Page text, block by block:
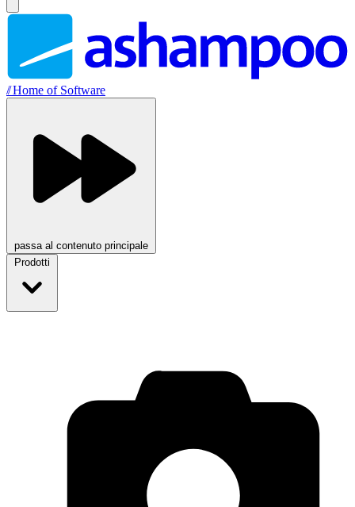
//Home of Software
passa al contenuto principale
Prodotti